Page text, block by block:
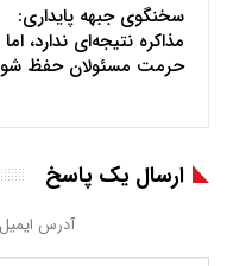
سخنگوی جبهه پایداری:
مذاکره نتیجه‌ای ندارد، اما
حرمت مسئولان حفظ
ارسال یک پاسخ
آدرس